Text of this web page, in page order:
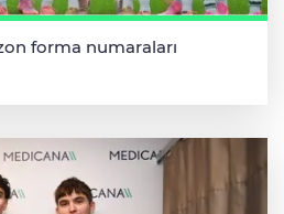
forma numaraları